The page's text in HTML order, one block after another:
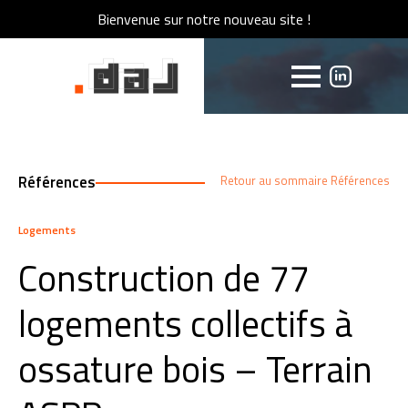
Bienvenue sur notre nouveau site !
Bienvenue sur notre nouveau site !
Références Retour au sommaire Références
Logements
Construction de 77
logements collectifs à
ossature bois – Terrain